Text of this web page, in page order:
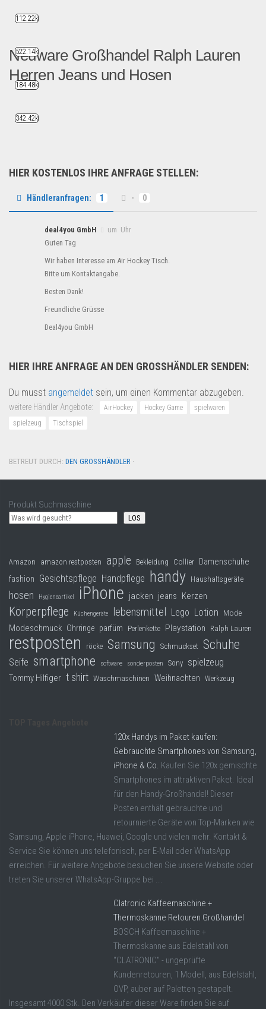
Neuware Großhandel Ralph Lauren
Herren Jeans und Hosen
Fashion & Mode
HIER KOSTENLOS IHRE ANFRAGE STELLEN:
Händleranfragen: 1 - 0
deal4you GmbH
um Uhr
Guten Tag
Wir haben Interesse am Air Hockey Tisch.
Bitte um Kontaktangabe.
Besten Dank!
Freundliche Grüsse
Deal4you GmbH
HIER IHRE ANFRAGE AN DEN GROSSHÄNDLER SENDEN:
Du musst angemeldet sein, um einen Kommentar abzugeben.
weitere Händler Angebote: AirHockey Hockey Game
spielwaren
spielzeug
Tischspiel
BETREUT DURCH: DEN GROSSHÄNDLER ·
Produkt Suchmaschine
LOS
Amazon amazon restposten apple Bekleidung Collier Damenschuhe
fashion Gesichtspflege Handpflege handy Haushaltsgeräte
hosen Hygieneartikel iPhone jacken jeans Kerzen
Körperpflege Küchengeräte lebensmittel Lego Lotion Mode
Modeschmuck Ohrringe parfüm Perlenkette Playstation Ralph Lauren
restposten röcke Samsung Schmuckset Schuhe
Seife smartphone software sonderposten Sony spielzeug
Tommy Hilfiger t shirt Waschmaschinen Weihnachten Werkzeug
120x Handys im Paket kaufen:
Gebrauchte Smartphones von Samsung,
iPhone & Co. Kaufen Sie 120x gemischte
Smartphones im attraktiven Paket. Ideal
für den Handy-Großhandel! Dieser
Posten enthält gebrauchte und
retournierte Geräte von Top-Marken wie
Samsung, Apple iPhone, Huawei, Google und vielen mehr. Kontakt &
Service Sie können uns telefonisch, per E-Mail oder WhatsApp
erreichen. Für weitere Angebote besuchen Sie unsere Website oder
treten Sie unserer WhatsApp-Gruppe bei ...
Clatronic Kaffeemaschine +
Thermoskanne Retouren Großhandel
BOSCH Kaffeemaschine +
Thermoskanne aus Edelstahl von
"CLATRONIC" - ungeprüfte
Kundenretouren, 1 Modell, aus Edelstahl,
OVP, auber auf Paletten gestapelt.
Insgesamt 4000 Stk. Den Verkäufer dieser Ware finden Sie auf
112.22k
522.14k
184.48k
342.42k